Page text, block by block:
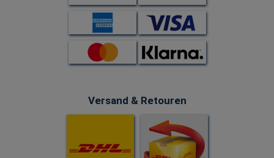
Versand & Retouren